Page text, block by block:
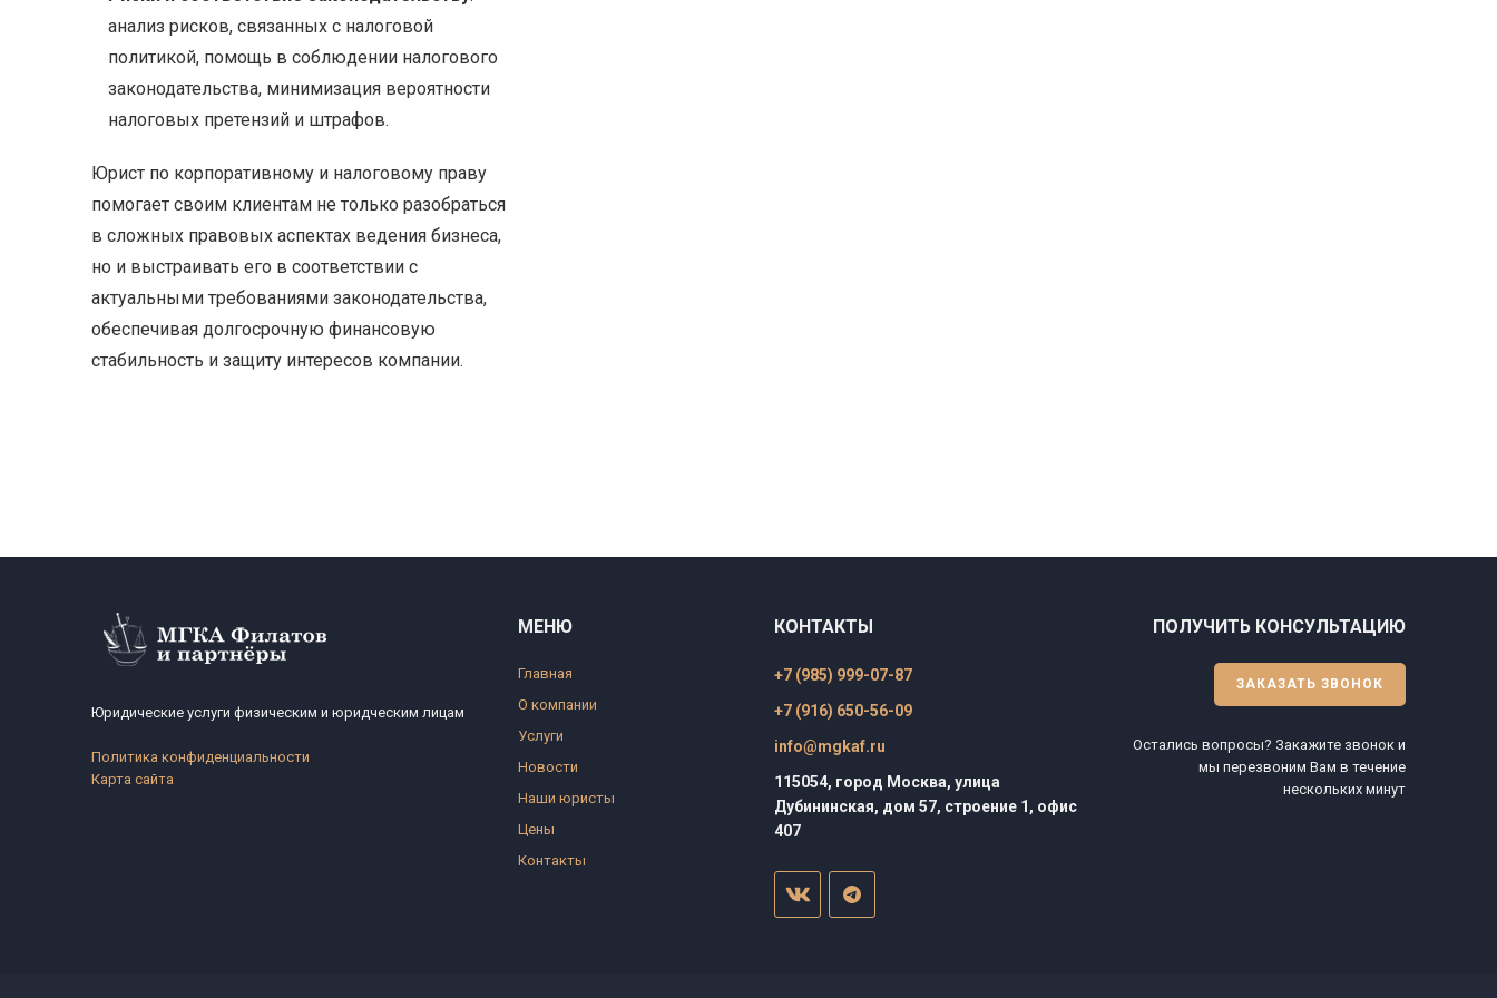
анализ рисков, связанных с налоговой
политикой, помощь в соблюдении налогового
законодательства, минимизация вероятности
налоговых претензий и штрафов.
Юрист по корпоративному и налоговому праву
помогает своим клиентам не только разобраться
в сложных правовых аспектах ведения бизнеса,
но и выстраивать его в соответствии с
актуальными требованиями законодательства,
обеспечивая долгосрочную финансовую
стабильность и защиту интересов компании.
Юридические услуги физическим и юридческим лицам
Политика конфиденциальности
Карта сайта
МЕНЮ
Главная
О компании
Услуги
Новости
Наши юристы
Цены
Контакты
КОНТАКТЫ
+7 (985) 999-07-87
+7 (916) 650-56-09
info@mgkaf.ru
115054, город Москва, улица
Дубининская, дом 57, строение 1, офис
407
ПОЛУЧИТЬ КОНСУЛЬТАЦИЮ
ЗАКАЗАТЬ ЗВОНОК
Остались вопросы? Закажите звонок и
мы перезвоним Вам в течение
нескольких минут